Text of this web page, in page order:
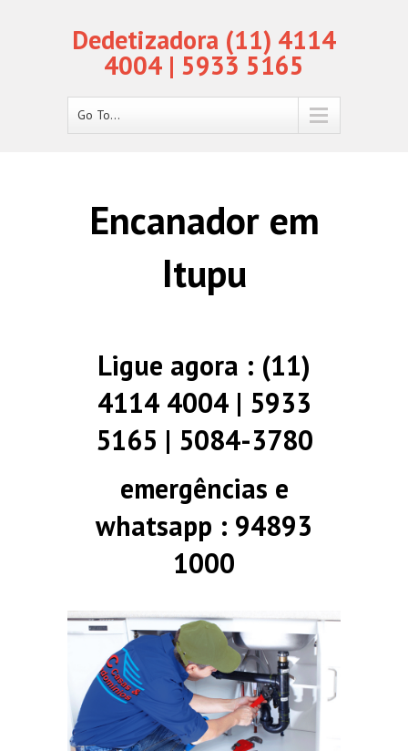
Dedetizadora (11) 4114
4004 | 5933 5165
Go To...
Encanador em
Itupu
Ligue agora : (11)
4114 4004 | 5933
5165 | 5084-3780
emergências e
whatsapp : 94893
1000